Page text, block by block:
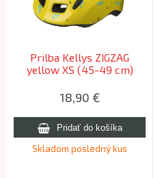
Prilba Kellys ZIGZAG
yellow XS (45-49 cm)
18,90 €
Skladom posledný kus